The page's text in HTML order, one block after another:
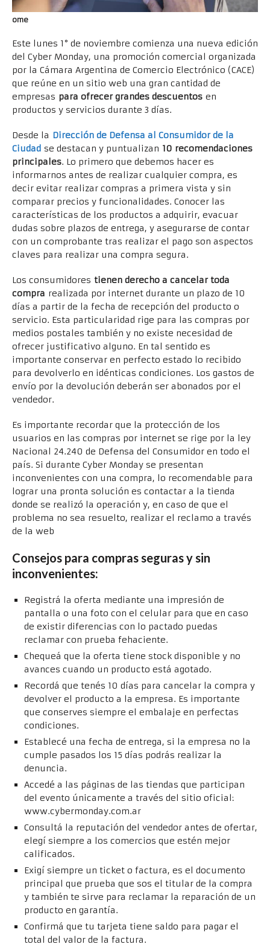
ome
Este lunes 1° de noviembre comienza una nueva edición
del Cyber Monday, una promoción comercial organizada
por la Cámara Argentina de Comercio Electrónico (CACE)
que reúne en un sitio web una gran cantidad de
empresas para ofrecer grandes descuentos en
productos y servicios durante 3 días.
Desde la Dirección de Defensa al Consumidor de la
Ciudad se destacan y puntualizan 10 recomendaciones
principales. Lo primero que debemos hacer es
informarnos antes de realizar cualquier compra, es
decir evitar realizar compras a primera vista y sin
comparar precios y funcionalidades. Conocer las
características de los productos a adquirir, evacuar
dudas sobre plazos de entrega, y asegurarse de contar
con un comprobante tras realizar el pago son aspectos
claves para realizar una compra segura.
Los consumidores tienen derecho a cancelar toda
compra realizada por internet durante un plazo de 10
días a partir de la fecha de recepción del producto o
servicio. Esta particularidad rige para las compras por
medios postales también y no existe necesidad de
ofrecer justificativo alguno. En tal sentido es
importante conservar en perfecto estado lo recibido
para devolverlo en idénticas condiciones. Los gastos de
envío por la devolución deberán ser abonados por el
vendedor.
Es importante recordar que la protección de los
usuarios en las compras por internet se rige por la ley
Nacional 24.240 de Defensa del Consumidor en todo el
país. Si durante Cyber Monday se presentan
inconvenientes con una compra, lo recomendable para
lograr una pronta solución es contactar a la tienda
donde se realizó la operación y, en caso de que el
problema no sea resuelto, realizar el reclamo a través
de la web
Consejos para compras seguras y sin
inconvenientes:
Registrá la oferta mediante una impresión de
pantalla o una foto con el celular para que en caso
de existir diferencias con lo pactado puedas
reclamar con prueba fehaciente.
Chequeá que la oferta tiene stock disponible y no
avances cuando un producto está agotado.
Recordá que tenés 10 días para cancelar la compra y
devolver el producto a la empresa. Es importante
que conserves siempre el embalaje en perfectas
condiciones.
Establecé una fecha de entrega, si la empresa no la
cumple pasados los 15 días podrás realizar la
denuncia.
Accedé a las páginas de las tiendas que participan
del evento únicamente a través del sitio oficial:
www.cybermonday.com.ar
Consultá la reputación del vendedor antes de ofertar,
elegí siempre a los comercios que estén mejor
calificados.
Exigí siempre un ticket o factura, es el documento
principal que prueba que sos el titular de la compra
y también te sirve para reclamar la reparación de un
producto en garantía.
Confirmá que tu tarjeta tiene saldo para pagar el
total del valor de la factura.